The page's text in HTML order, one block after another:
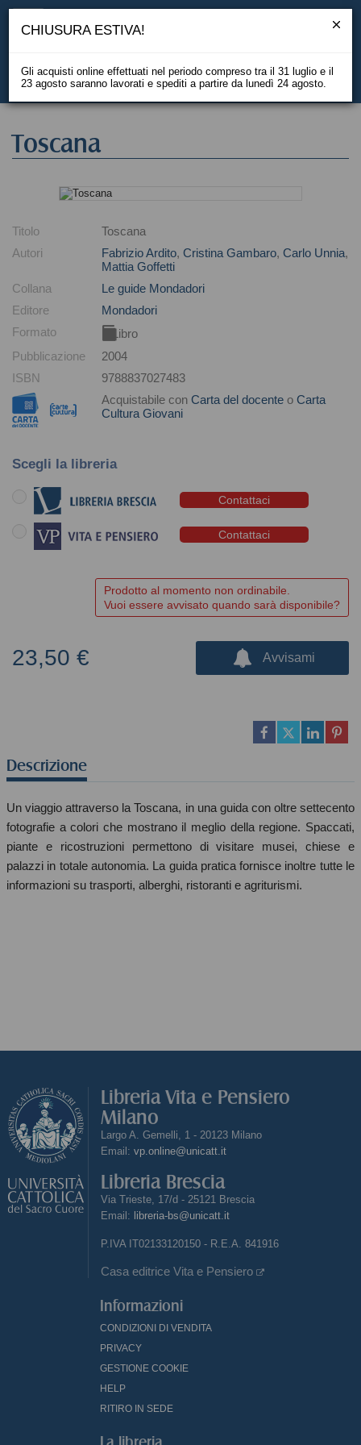
EN
Toscana
Titolo
Toscana
Autori
Fabrizio Ardito, Cristina Gambaro, Carlo Unnia,
Mattia Goffetti
Collana
Le guide Mondadori
Editore
Mondadori
Formato
Libro
Pubblicazione
2004
ISBN
9788837027483
Acquistabile con Carta del docente o Carta
Cultura Giovani
Scegli la libreria
Contattaci
Contattaci
Prodotto al momento non ordinabile.
Vuoi essere avvisato quando sarà disponibile?
23,50 € Avvisami
Descrizione
Un viaggio attraverso la Toscana, in una guida con oltre settecento
fotografie a colori che mostrano il meglio della regione. Spaccati,
piante e ricostruzioni permettono di visitare musei, chiese e
palazzi in totale autonomia. La guida pratica fornisce inoltre tutte le
informazioni su trasporti, alberghi, ristoranti e agriturismi.
Libreria Vita e Pensiero
Milano
Largo A. Gemelli, 1 - 20123 Milano
Email: vp.online@unicatt.it
Libreria Brescia
Via Trieste, 17/d - 25121 Brescia
Email: libreria-bs@unicatt.it
P.IVA IT02133120150 - R.E.A. 841916
Casa editrice Vita e Pensiero
Informazioni
CONDIZIONI DI VENDITA
PRIVACY
GESTIONE COOKIE
HELP
RITIRO IN SEDE
CHIUSURA ESTIVA!
Gli acquisti online effettuati nel periodo compreso tra il 31 luglio e il
23 agosto saranno lavorati e spediti a partire da lunedì 24 agosto.